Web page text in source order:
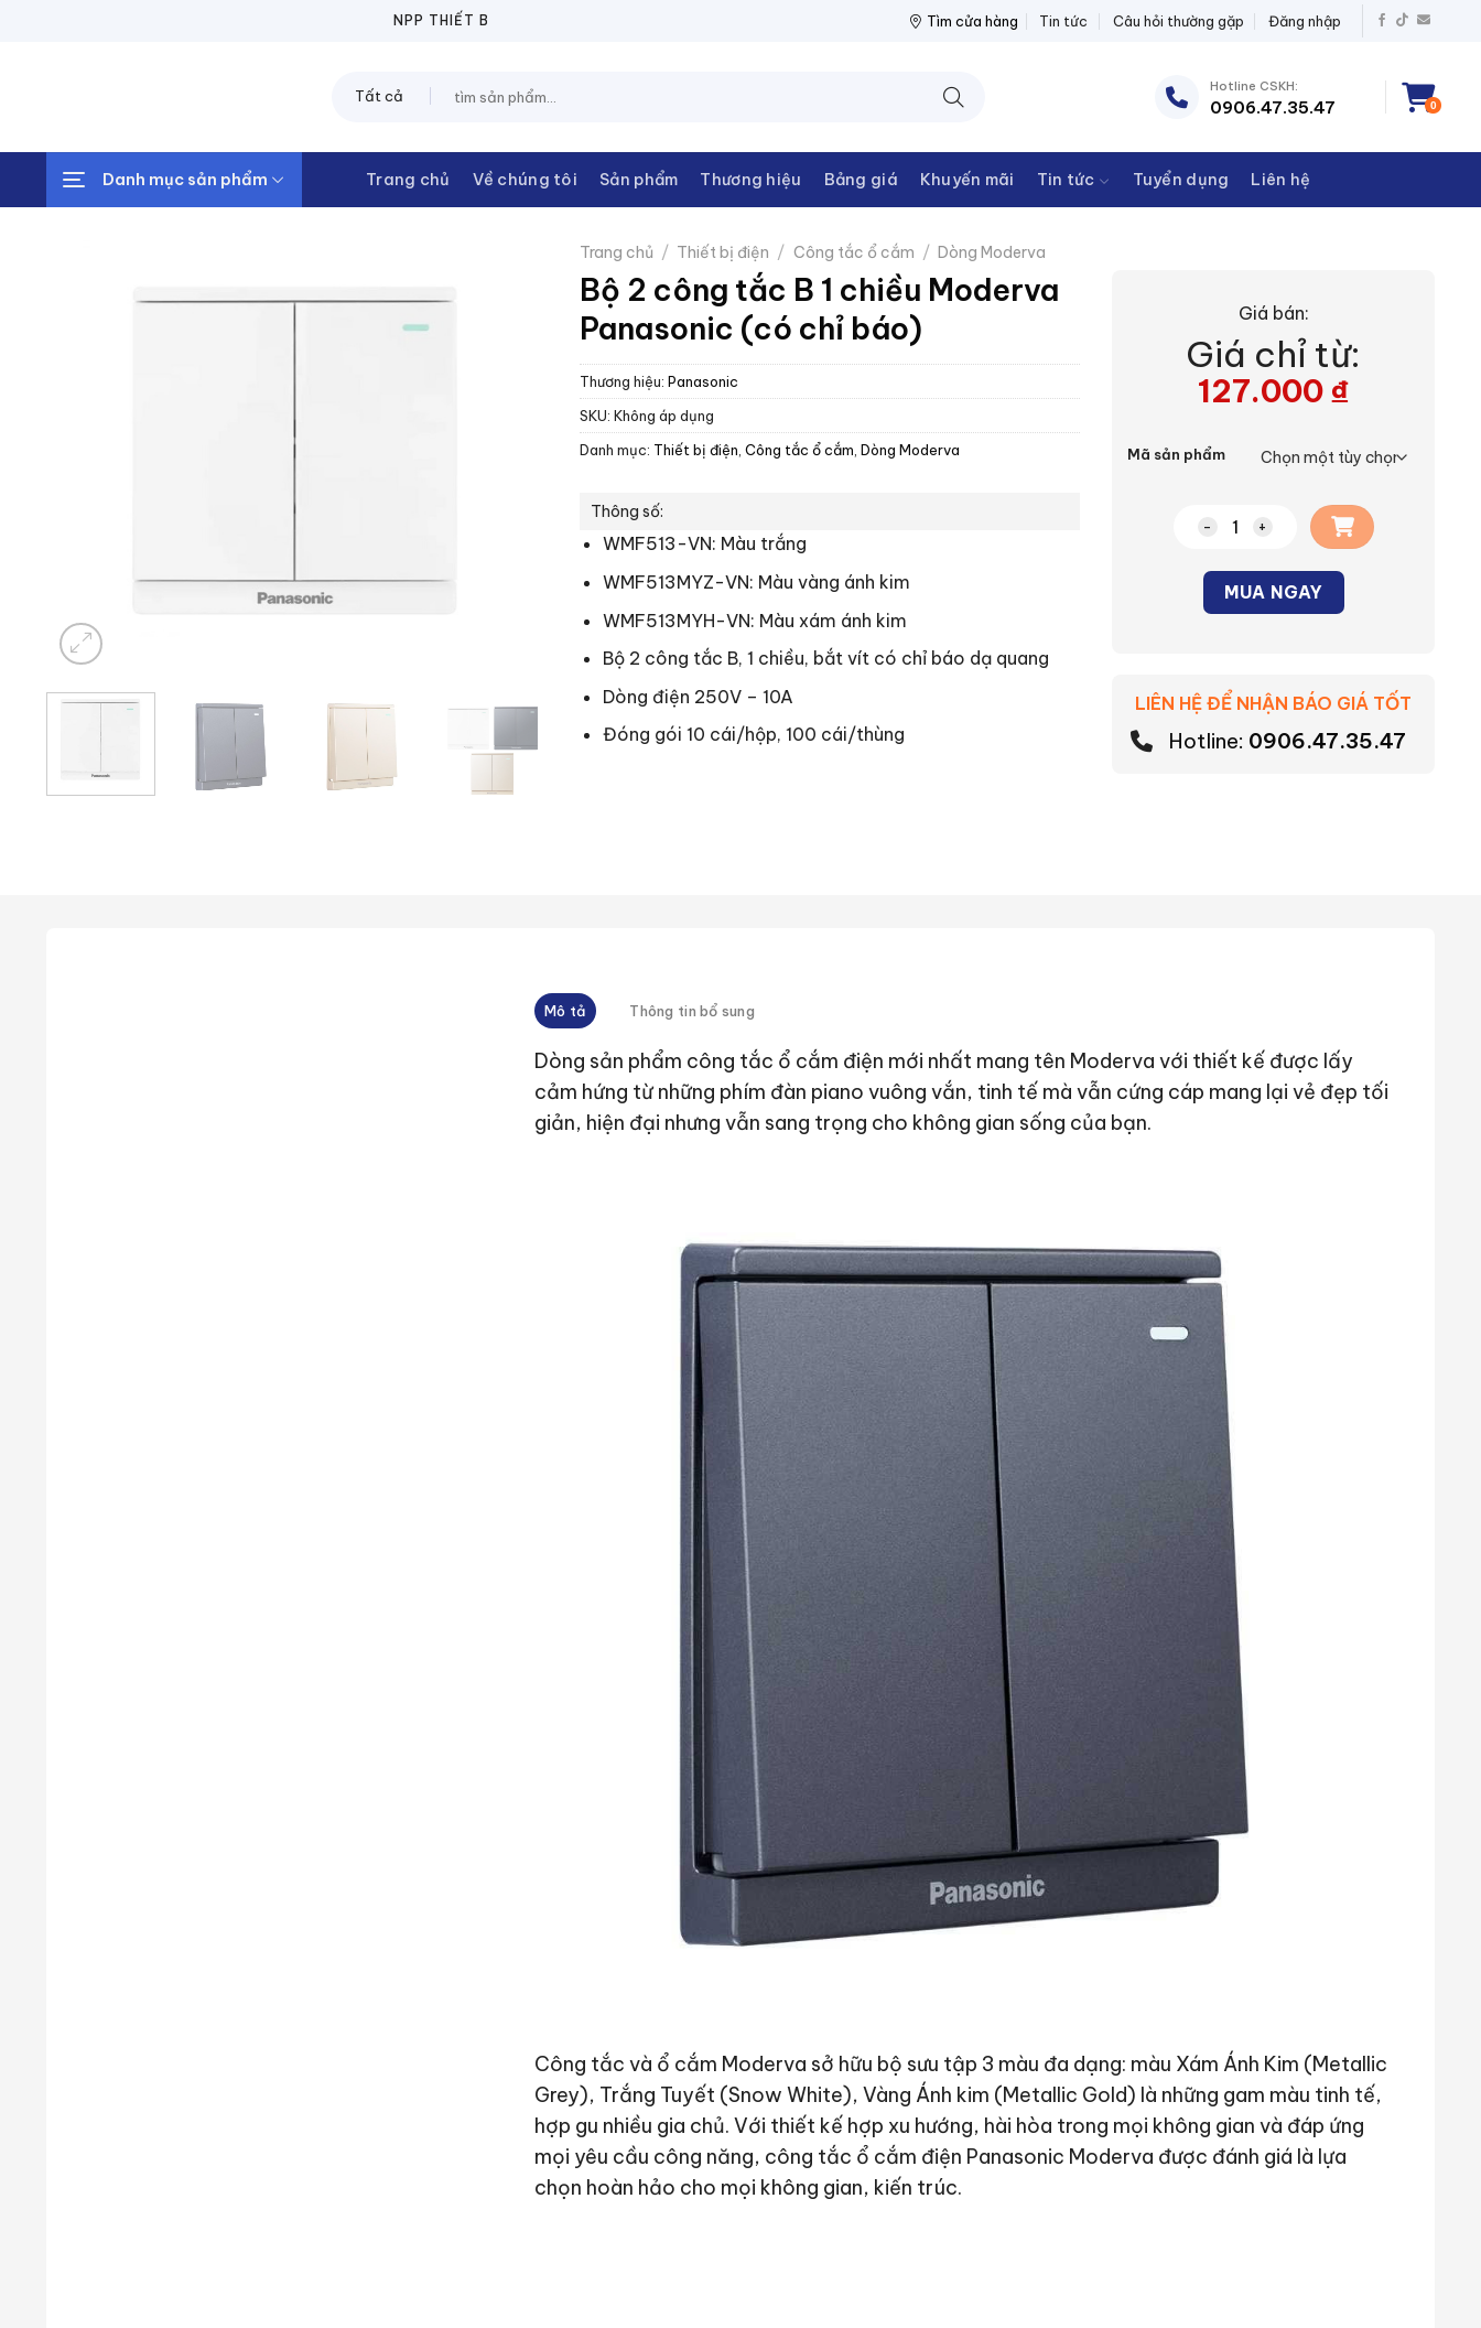
NPP THIẾT BỊ ĐIỆN THANH CHÂU NPP THIẾT BỊ ĐIỆN THANH CHÂU
Tìm cửa hàng Tin tức Câu hỏi thường gặp Đăng nhập
kiếm:
Hotline CSKH:
0906.47.35.47 0
Danh mục sản phẩm Trang chủ Về chúng tôi Sản phẩm Thương hiệu Bảng giá Khuyến mãi Tin tức Tuyển dụng Liên hệ
Trang chủ / Thiết bị điện / Công tắc ổ cắm / Dòng Moderva
Bộ 2 công tắc B 1 chiều Moderva
Panasonic (có chỉ báo)
Thương hiệu: Panasonic
SKU: Không áp dụng
Danh mục: Thiết bị điện Công tắc ổ cắm Dòng Moderva
Thông số:
WMF513-VN: Màu trắng
WMF513MYZ-VN: Màu vàng ánh kim
WMF513MYH-VN: Màu xám ánh kim
Bộ 2 công tắc B, 1 chiều, bắt vít có chỉ báo dạ quang
Dòng điện 250V – 10A
Đóng gói 10 cái/hộp, 100 cái/thùng
Giá bán:
Giá chỉ từ:
127.000 ₫
Mã sản phẩm
Bộ 2 công tắc B 1 chiều Moderva
MUA NGAY
LIÊN HỆ ĐỂ NHẬN BÁO GIÁ TỐT
Hotline: 0906.47.35.47
Mô tả Thông tin bổ sung
Dòng sản phẩm công tắc ổ cắm điện mới nhất mang tên Moderva với thiết kế được lấy
cảm hứng từ những phím đàn piano vuông vắn, tinh tế mà vẫn cứng cáp mang lại vẻ đẹp tối
giản, hiện đại nhưng vẫn sang trọng cho không gian sống của bạn.
Công tắc và ổ cắm Moderva sở hữu bộ sưu tập 3 màu đa dạng: màu Xám Ánh Kim (Metallic
Grey), Trắng Tuyết (Snow White), Vàng Ánh kim (Metallic Gold) là những gam màu tinh tế,
hợp gu nhiều gia chủ. Với thiết kế hợp xu hướng, hài hòa trong mọi không gian và đáp ứng
mọi yêu cầu công năng, công tắc ổ cắm điện Panasonic Moderva được đánh giá là lựa
chọn hoàn hảo cho mọi không gian, kiến trúc.